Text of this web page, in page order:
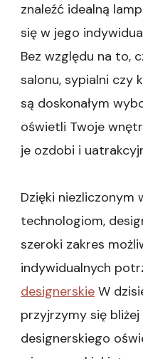
znaleźć idealną
się w jego
Bez względu na to,
salonu, sypialni czy
są doskonałym
oświetli Twoje
je ozdobi i
Dzięki niezliczonym
technologiom,
szeroki zakres
indywidualnych
designerskie W
przyjrzymy się
designerskiego